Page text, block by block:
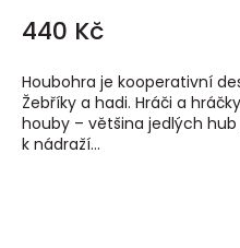
440 Kč
Houbohra je kooperativní
Žebříky a hadi. Hráči a
houby – většina jedlých
k nádraží...